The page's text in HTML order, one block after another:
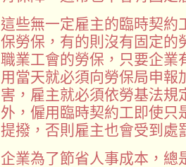
這些無一定雇主的臨時契約
保勞保，有的則沒有固定的
職業工會的勞保，只要企業
用當天就必須向勞保局申報
害，雇主就必須依勞基法規
外，僱用臨時契約工即使只
提撥，否則雇主也會受到處
企業為了節省人事成本，總